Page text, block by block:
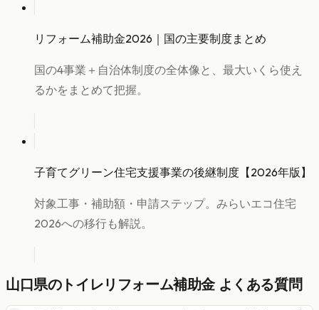
リフォーム補助金2026｜国の主要制度まとめ
国の4事業＋自治体制度の全体像と、最大いくら使え
るかをまとめて把握。
子育てグリーン住宅支援事業の後継制度【2026年版】
対象工事・補助額・申請ステップ。みらいエコ住宅
2026への移行も解説。
山口県のトイレリフォーム補助金 よくある質問